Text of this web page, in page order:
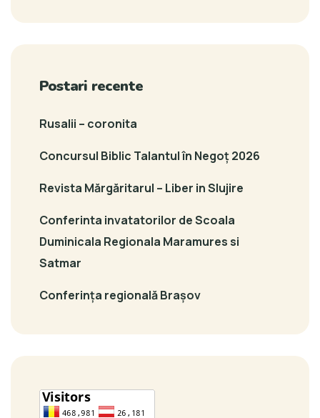
Postari recente
Rusalii – coronita
Concursul Biblic Talantul în Negoț 2026
Revista Mărgăritarul – Liber in Slujire
Conferinta invatatorilor de Scoala
Duminicala Regionala Maramures si
Satmar
Conferința regională Brașov